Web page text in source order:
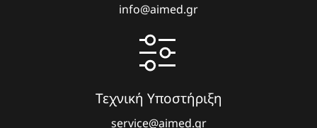
info@aimed.gr
Τεχνική Υποστήριξη
service@aimed.gr